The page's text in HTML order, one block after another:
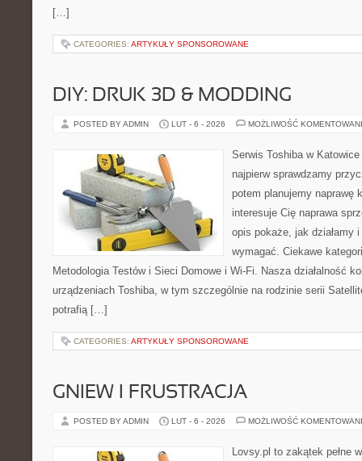
[…]
CATEGORIES: ARTYKUŁY SPONSOROWANE
DIY: DRUK 3D & MODDING
POSTED BY ADMIN LUT - 6 - 2026 MOŻLIWOŚĆ
Serwis Toshiba w
najpierw sprawdzamy
potem planujemy naprawę
interesuje Cię naprawa
opis pokaże, jak działamy
wymagać. Ciekawe
Metodologia Testów i Sieci Domowe i Wi-Fi. Nasza działalność
urządzeniach Toshiba, w tym szczególnie na rodzinie serii
potrafią […]
CATEGORIES: ARTYKUŁY SPONSOROWANE
GNIEW I FRUSTRACJA
POSTED BY ADMIN LUT - 6 - 2026 MOŻLIWOŚĆ
Lovsy.pl to zakątek pełne